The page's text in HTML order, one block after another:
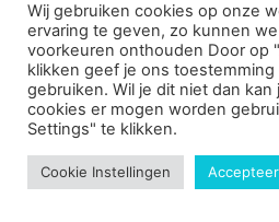
Wij gebruiken cookies op onze
ervaring te geven, zo kunnen
voorkeuren onthouden Door op
klikken geef je ons toestemming
gebruiken. Wil je dit niet dan
cookies er mogen worden
Settings" te klikken.
Cookie Instellingen